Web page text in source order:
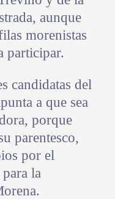
aunque
morenistas
participar.
candidatas del
a que sea
porque
parentesco,
por el
la